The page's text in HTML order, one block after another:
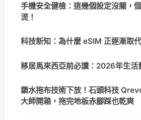
手機安全健檢：這幾個設定沒關，
流！
科技新知：為什麼 eSIM 正逐漸取
移居馬來西亞前必讀：2026年生活
鎖水拖布技術下放！石頭科技
大師開箱，拖完地板赤腳踩也乾爽